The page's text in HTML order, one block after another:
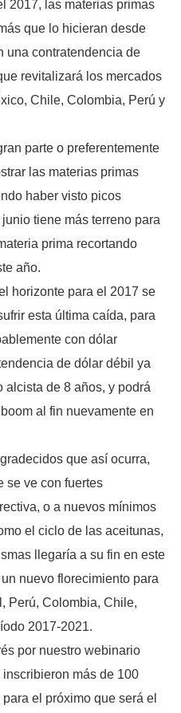
2017, las materias primas
que lo hicieran desde
una contratendencia de
revitalizará los mercados
Chile, Colombia, Perú y
parte o preferentemente
las materias primas
haber visto picos
tiene más terreno para
prima recortando
año.
horizonte para el 2017 se
esta última caída, para
con dólar
de dólar débil ya
alcista de 8 años, y podrá
al fin nuevamente en
que así ocurra,
se ve con fuertes
o a nuevos mínimos
el ciclo de las aceitunas,
llegaría a su fin en este
nuevo florecimiento para
Perú, Colombia, Chile,
2017-2021.
por nuestro webinario
más de 100
el próximo que será el